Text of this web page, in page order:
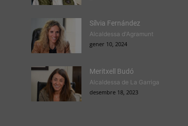
Sílvia Fernández
Alcaldessa d'Agramunt
gener 10, 2024
Meritxell Budó
Alcaldessa de La Garriga
desembre 18, 2023